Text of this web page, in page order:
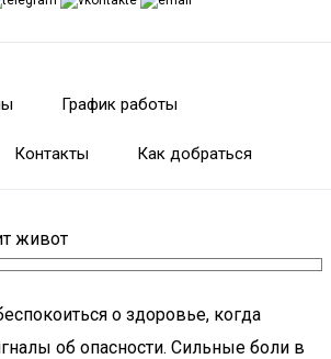
График работы
Контакты Как добраться
живот
о здоровье, когда
об опасности. Сильные боли в